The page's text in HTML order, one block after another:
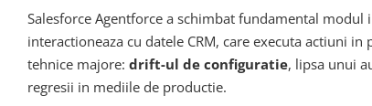
Salesforce Agentforce a schimbat fundamental
interactioneaza cu datele CRM, care executa actiuni
tehnice majore: drift-ul de configuratie, lipsa unui
regresii in mediile de productie.